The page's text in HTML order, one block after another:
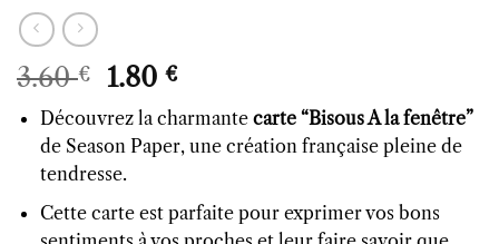
3.60€
Le
prix
initial
était :
3.60 €.
1.80€Le
actuel
est :
Découvrez la charmante carte “Bisous A la fenêtre”
de Season Paper, une création française pleine de
tendresse.
Cette carte est parfaite pour exprimer vos bons